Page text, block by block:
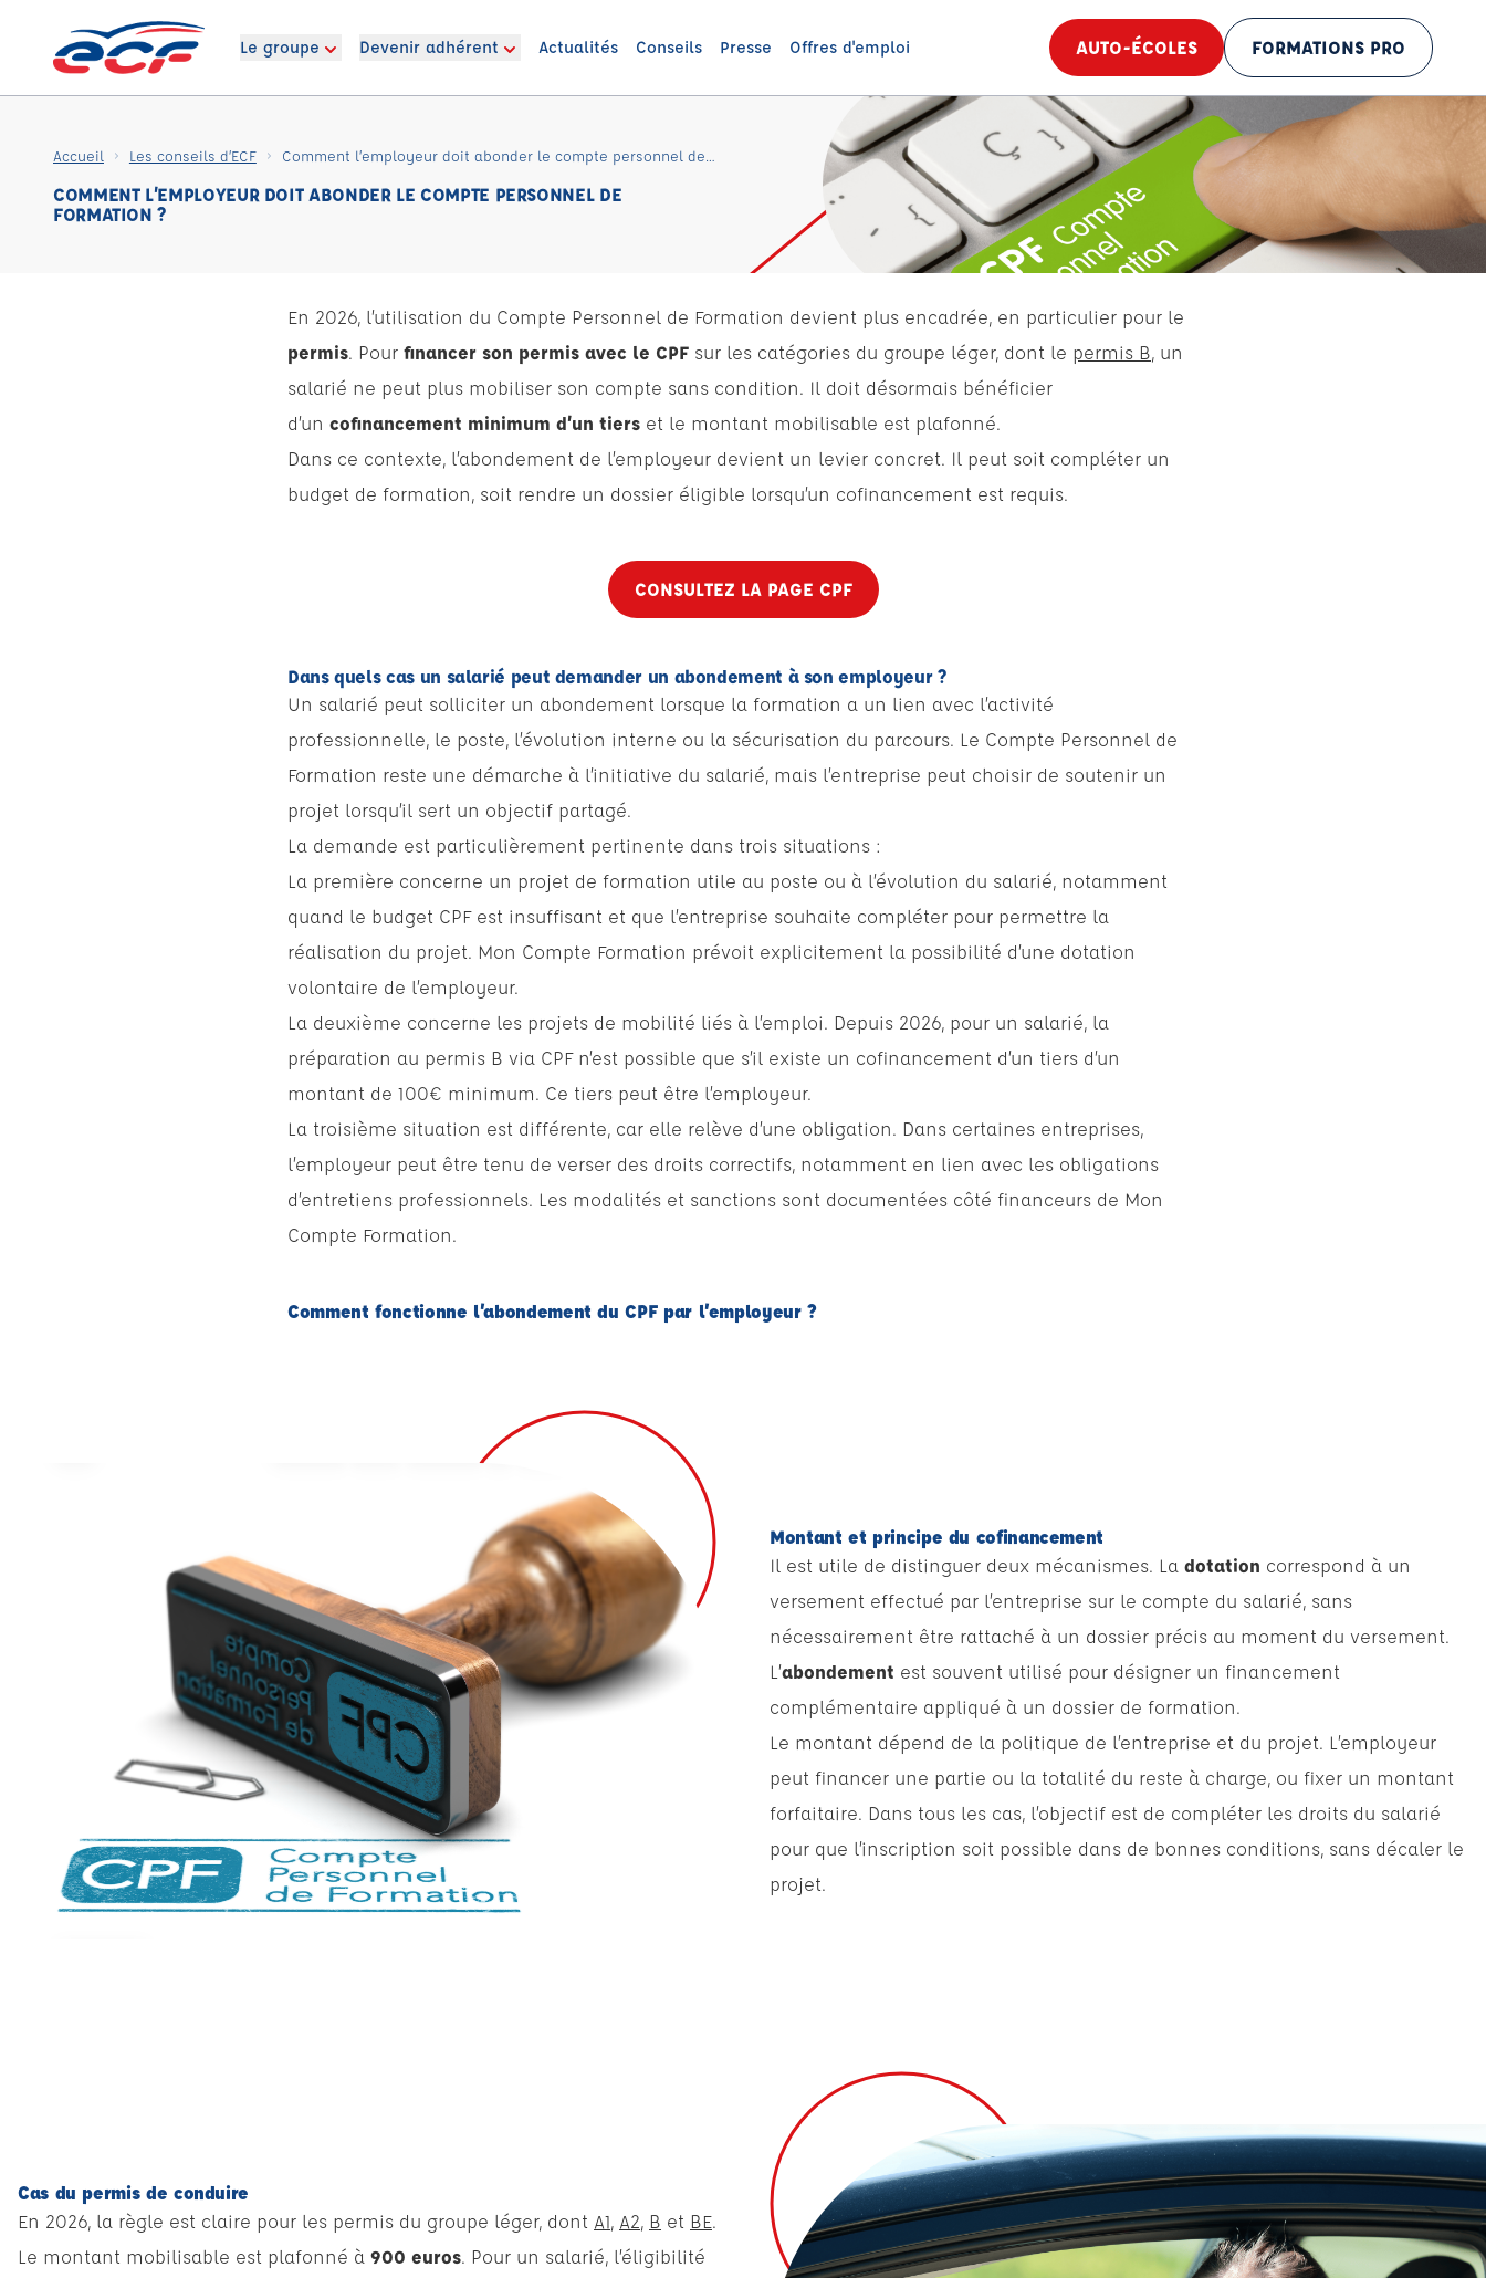
Le groupe Devenir adhérent Actualités Conseils Presse Offres d'emploi AUTO-ÉCOLES FORMATIONS PRO
Accueil Les conseils d’ECF
COMMENT L’EMPLOYEUR DOIT ABONDER LE COMPTE PERSONNEL DE
FORMATION ?
En 2026, l’utilisation du Compte Personnel de Formation devient plus encadrée, en particulier pour le
permis. Pour financer son permis avec le CPF sur les catégories du groupe léger, dont le permis B, un
salarié ne peut plus mobiliser son compte sans condition. Il doit désormais bénéficier
d’un cofinancement minimum d’un tiers et le montant mobilisable est plafonné.
Dans ce contexte, l’abondement de l’employeur devient un levier concret. Il peut soit compléter un
budget de formation, soit rendre un dossier éligible lorsqu’un cofinancement est requis.
CONSULTEZ LA PAGE CPF
Dans quels cas un salarié peut demander un abondement à son employeur ?
Un salarié peut solliciter un abondement lorsque la formation a un lien avec l’activité
professionnelle, le poste, l’évolution interne ou la sécurisation du parcours. Le Compte Personnel de
Formation reste une démarche à l’initiative du salarié, mais l’entreprise peut choisir de soutenir un
projet lorsqu’il sert un objectif partagé.
La demande est particulièrement pertinente dans trois situations :
La première concerne un projet de formation utile au poste ou à l’évolution du salarié, notamment
quand le budget CPF est insuffisant et que l’entreprise souhaite compléter pour permettre la
réalisation du projet. Mon Compte Formation prévoit explicitement la possibilité d’une dotation
volontaire de l’employeur.
La deuxième concerne les projets de mobilité liés à l’emploi. Depuis 2026, pour un salarié, la
préparation au permis B via CPF n’est possible que s’il existe un cofinancement d’un tiers d’un
montant de 100€ minimum. Ce tiers peut être l’employeur.
La troisième situation est différente, car elle relève d’une obligation. Dans certaines entreprises,
l’employeur peut être tenu de verser des droits correctifs, notamment en lien avec les obligations
d’entretiens professionnels. Les modalités et sanctions sont documentées côté financeurs de Mon
Compte Formation.
Comment fonctionne l’abondement du CPF par l’employeur ?
Montant et principe du cofinancement
Il est utile de distinguer deux mécanismes. La dotation correspond à un
versement effectué par l’entreprise sur le compte du salarié, sans
nécessairement être rattaché à un dossier précis au moment du versement.
L’abondement est souvent utilisé pour désigner un financement
complémentaire appliqué à un dossier de formation.
Le montant dépend de la politique de l’entreprise et du projet. L’employeur
peut financer une partie ou la totalité du reste à charge, ou fixer un montant
forfaitaire. Dans tous les cas, l’objectif est de compléter les droits du salarié
pour que l’inscription soit possible dans de bonnes conditions, sans décaler le
projet.
Cas du permis de conduire
En 2026, la règle est claire pour les permis du groupe léger, dont A1, A2, B et BE.
Le montant mobilisable est plafonné à 900 euros. Pour un salarié, l’éligibilité